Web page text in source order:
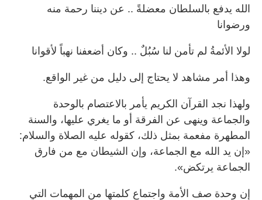
الله يدفع بالسلطان معضلةً .. عن ديننا رحمة منه
ورضوانا
لولا الأئمةُ لم تأمن لنا سُبُلٌ .. وكان أضعفنا نهباً لأقوانا
وهذا أمر مشاهد لا يحتاج إلى دليل من غير الواقع.
ولهذا نجد القرآن الكريم يأمر بالاعتصام بالوحدة
والجماعة وينهى عن الفرقة أو ما يغري عليها، والسنة
المطهرة مفعمة بمثل ذلك، كقوله عليه الصلاة والسلام:
«إن يد الله مع الجماعة، وإن الشيطان مع من فارق
الجماعة يرتكض».
إن وحدة صف الأمة واجتماع كلمتها من المهمات التي